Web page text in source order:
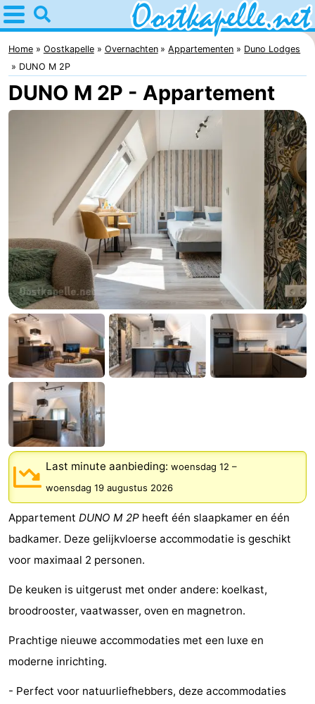
Home
Oostkapelle
Tips
Voor
Appartementen
-
De
Grote
Geere
Bed
(&
breakfasts)
Campings
Hotels
Vakantiehuizen
Bos
en
Duin
De
Grote
Geere
-
De
Zandput
-
Dennenbos
-
Fort
den
Haak
-
In
De
Bongerd
-
Westhove
Last
minutes
Home Oostkapelle Overnachten Appartementen
Duno Lodges
DUNO M 2P
DUNO M 2P - Appartement
Last minute aanbieding: woensdag 12 –
woensdag 19 augustus 2026
Appartement DUNO M 2P heeft één slaapkamer en één
badkamer. Deze gelijkvloerse accommodatie is geschikt
voor maximaal 2 personen.
De keuken is uitgerust met onder andere: koelkast,
broodrooster, vaatwasser, oven en magnetron.
Prachtige nieuwe accommodaties met een luxe en
moderne inrichting.
- Perfect voor natuurliefhebbers, deze accommodaties